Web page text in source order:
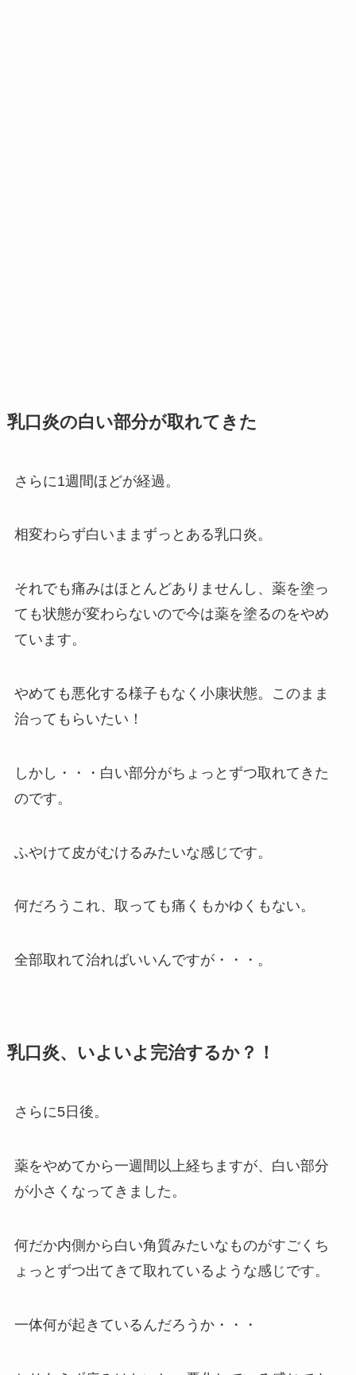
乳口炎の白い部分が取れてきた
さらに1週間ほどが経過。
相変わらず白いままずっとある乳口炎。
それでも痛みはほとんどありませんし、薬を塗っ
ても状態が変わらないので今は薬を塗るのをやめ
ています。
やめても悪化する様子もなく小康状態。このまま
治ってもらいたい！
しかし・・・白い部分がちょっとずつ取れてきた
のです。
ふやけて皮がむけるみたいな感じです。
何だろうこれ、取っても痛くもかゆくもない。
全部取れて治ればいいんですが・・・。
乳口炎、いよいよ完治するか？！
さらに5日後。
薬をやめてから一週間以上経ちますが、白い部分
が小さくなってきました。
何だか内側から白い角質みたいなものがすごくち
ょっとずつ出てきて取れているような感じです。
一体何が起きているんだろうか・・・